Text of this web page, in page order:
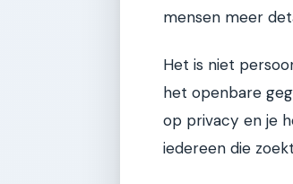
mensen meer
Het is niet
het openbare
op privacy en je
iedereen die